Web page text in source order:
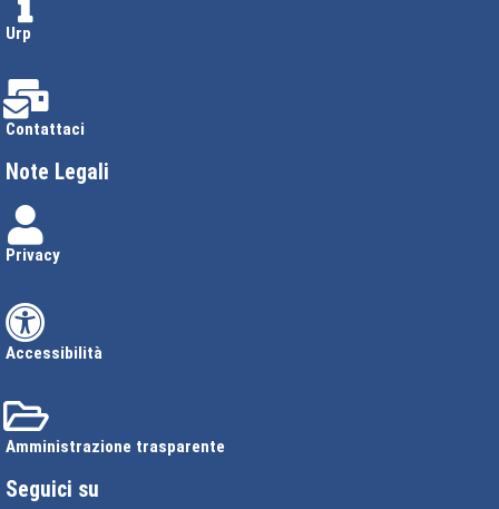
Urp
Contattaci
Note Legali
Privacy
Accessibilità
Amministrazione trasparente
Seguici su